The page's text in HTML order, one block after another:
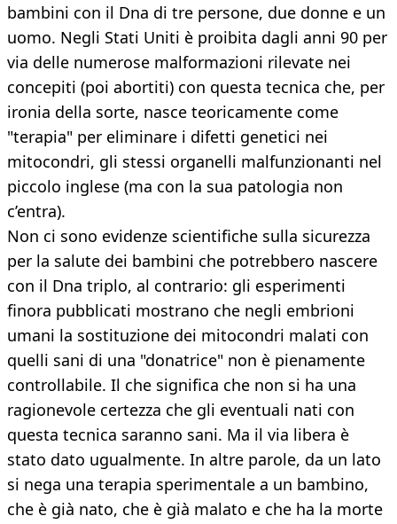
bambini con il Dna di tre persone, due donne e un
uomo. Negli Stati Uniti è proibita dagli anni 90 per
via delle numerose malformazioni rilevate nei
concepiti (poi abortiti) con questa tecnica che, per
ironia della sorte, nasce teoricamente come
"terapia" per eliminare i difetti genetici nei
mitocondri, gli stessi organelli malfunzionanti nel
piccolo inglese (ma con la sua patologia non
c’entra).
Non ci sono evidenze scientifiche sulla sicurezza
per la salute dei bambini che potrebbero nascere
con il Dna triplo, al contrario: gli esperimenti
finora pubblicati mostrano che negli embrioni
umani la sostituzione dei mitocondri malati con
quelli sani di una "donatrice" non è pienamente
controllabile. Il che significa che non si ha una
ragionevole certezza che gli eventuali nati con
questa tecnica saranno sani. Ma il via libera è
stato dato ugualmente. In altre parole, da un lato
si nega una terapia sperimentale a un bambino,
che è già nato, che è già malato e che ha la morte